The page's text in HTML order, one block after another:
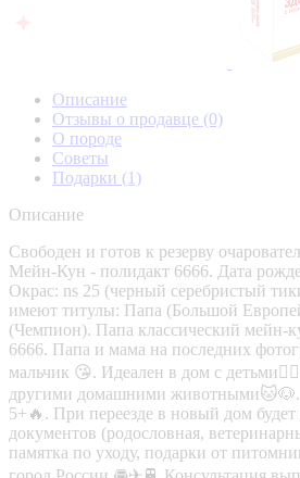
Описание
Отзывы о продавце (0)
О породе
Советы
Подарки (1)
Описание
Свободен и готов к резерву
Мейн-Кун - полидакт 6666. Дата
Окрас: ns 25 (черный серебристый
имеют титулы: Папа (Большой
(Чемпион). Папа классический мейн-
6666. Папа и мама на последних
мальчик 😘. Идеален в дом с
другими домашними животными🐱🐶.
5+🔥. При переезде в новый дом
документов (родословная,
памятка по уходу, подарки от